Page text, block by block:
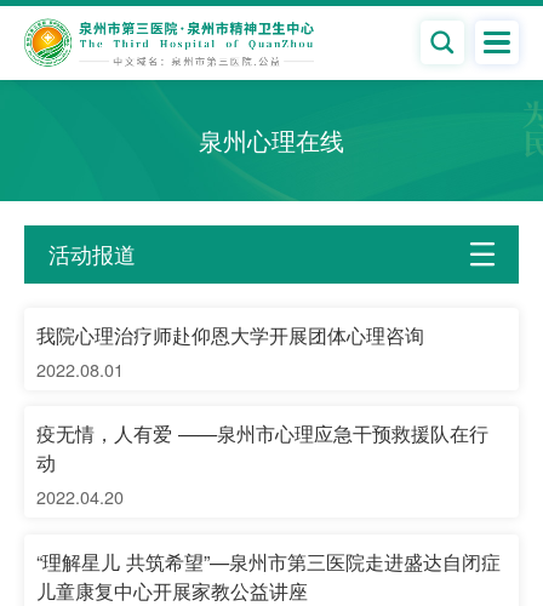

泉州心理在线
活动报道 
我院心理治疗师赴仰恩大学开展团体心理咨询
2022.08.01
疫无情，人有爱 ——泉州市心理应急干预救援队在行
动
2022.04.20
“理解星儿 共筑希望”—泉州市第三医院走进盛达自闭症
儿童康复中心开展家教公益讲座